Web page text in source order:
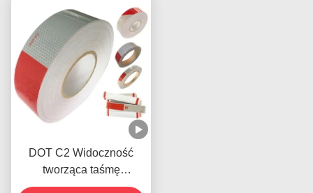
DOT C2 Widoczność
tworząca taśmę
ostrzegawczą Hi Vis dla